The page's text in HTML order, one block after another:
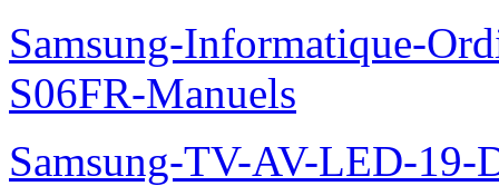
Samsung-Informatique-
S06FR-Manuels
Samsung-TV-AV-LED-